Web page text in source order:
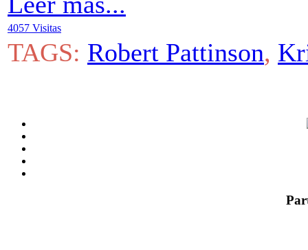
4057 Visitas
TAGS: Robert Pattinson,